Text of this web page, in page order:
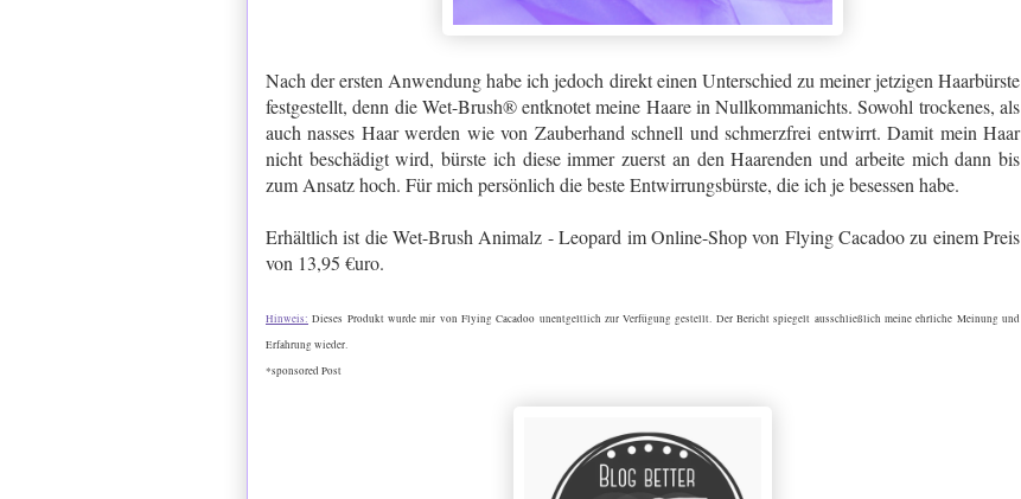
Nach der ersten Anwendung habe ich jedoch direkt einen Unterschied zu meiner jetzigen Haarbürste
festgestellt, denn die Wet-Brush® entknotet meine Haare in Nullkommanichts. Sowohl trockenes, als
auch nasses Haar werden wie von Zauberhand schnell und schmerzfrei entwirrt. Damit mein Haar
nicht beschädigt wird, bürste ich diese immer zuerst an den Haarenden und arbeite mich dann bis
zum Ansatz hoch. Für mich persönlich die beste Entwirrungsbürste, die ich je besessen habe.
Erhältlich ist die Wet-Brush Animalz - Leopard im Online-Shop von Flying Cacadoo zu einem Preis
von 13,95 €uro.
Hinweis: Dieses Produkt wurde mir von Flying Cacadoo unentgeltlich zur Verfügung gestellt. Der Bericht spiegelt ausschließlich meine ehrliche Meinung und
Erfahrung wieder.
*sponsored Post